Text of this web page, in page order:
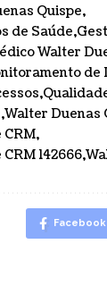
Quispe
de Saúde
Walter
de
Walter Duenas
CRM
142666
Facebook